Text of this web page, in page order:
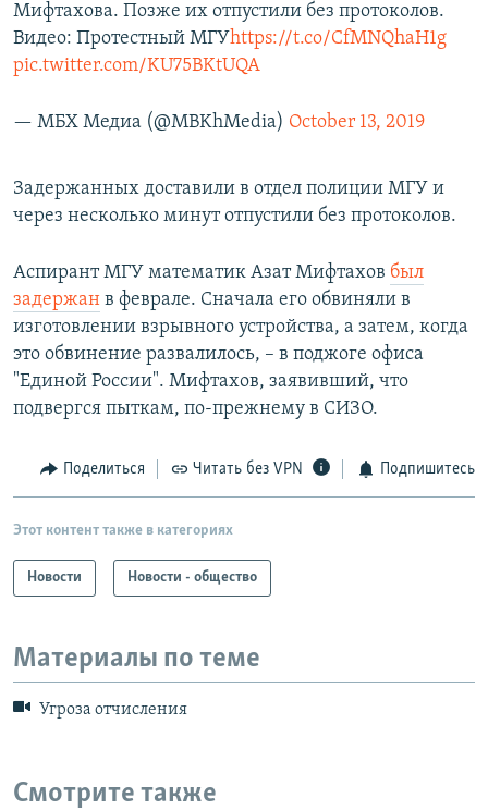
Мифтахова. Позже их отпустили без протоколов.
Видео: Протестный МГУhttps://t.co/CfMNQhaH1g
pic.twitter.com/KU75BKtUQA
— МБХ Медиа (@MBKhMedia) October 13, 2019
Задержанных доставили в отдел полиции МГУ и
через несколько минут отпустили без протоколов.
Аспирант МГУ математик Азат Мифтахов был
задержан в феврале. Сначала его обвиняли в
изготовлении взрывного устройства, а затем, когда
это обвинение развалилось, – в поджоге офиса
"Единой России". Мифтахов, заявивший, что
подвергся пыткам, по-прежнему в СИЗО.
Поделиться Читать без VPN Подпишитесь
Этот контент также в категориях
Новости Новости - общество
Материалы по теме
Угроза отчисления
Смотрите также